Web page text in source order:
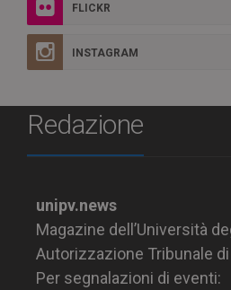
FLICKR
INSTAGRAM
Redazione
unipv.news
Magazine dell’Università
Autorizzazione Tribunale
Per segnalazioni di eventi: